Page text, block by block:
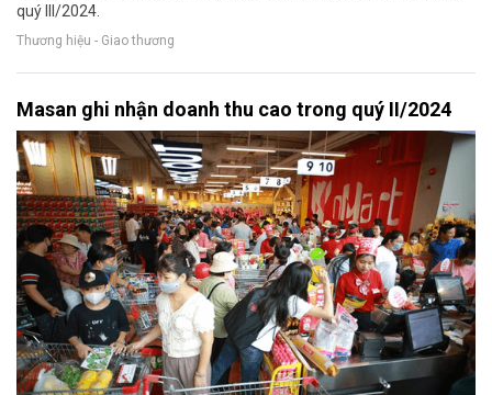
quý III/2024.
Thương hiệu - Giao thương
Masan ghi nhận doanh thu cao trong quý II/2024